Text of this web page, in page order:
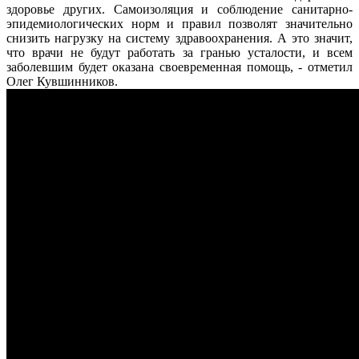
здоровье других. Самоизоляция и соблюдение санитарно-
эпидемиологических норм и правил позволят значительно
снизить нагрузку на систему здравоохранения. А это значит,
что врачи не будут работать за гранью усталости, и всем
заболевшим будет оказана своевременная помощь, - отметил
Олег Кувшинников.